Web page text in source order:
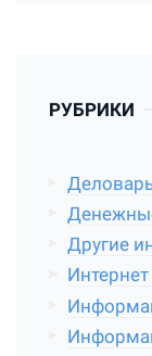
РУБРИКИ
Другие